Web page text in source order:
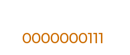
0000000111